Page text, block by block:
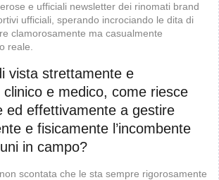
e ufficiali newsletter dei rinomati brand
ufficiali, sperando incrociando le dita di
clamorosamente ma casualmente
reale.
vista strettamente e
e medico, come riesce
ed effettivamente a gestire
e fisicamente l’incombente
in campo?
scontata che le sta sempre rigorosamente